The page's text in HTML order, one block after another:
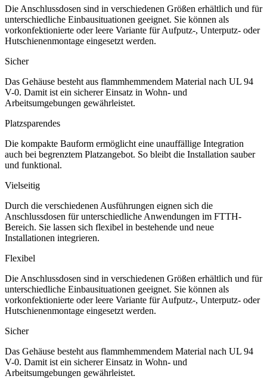
Die Anschlussdosen sind in verschiedenen Größen erhältlich und für
unterschiedliche Einbausituationen geeignet. Sie können als
vorkonfektionierte oder leere Variante für Aufputz-, Unterputz- oder
Hutschienenmontage eingesetzt werden.
Sicher
Das Gehäuse besteht aus flammhemmendem Material nach UL 94
V-0. Damit ist ein sicherer Einsatz in Wohn- und
Arbeitsumgebungen gewährleistet.
Platzsparendes
Die kompakte Bauform ermöglicht eine unauffällige Integration
auch bei begrenztem Platzangebot. So bleibt die Installation sauber
und funktional.
Vielseitig
Durch die verschiedenen Ausführungen eignen sich die
Anschlussdosen für unterschiedliche Anwendungen im FTTH-
Bereich. Sie lassen sich flexibel in bestehende und neue
Installationen integrieren.
Flexibel
Die Anschlussdosen sind in verschiedenen Größen erhältlich und für
unterschiedliche Einbausituationen geeignet. Sie können als
vorkonfektionierte oder leere Variante für Aufputz-, Unterputz- oder
Hutschienenmontage eingesetzt werden.
Sicher
Das Gehäuse besteht aus flammhemmendem Material nach UL 94
V-0. Damit ist ein sicherer Einsatz in Wohn- und
Arbeitsumgebungen gewährleistet.